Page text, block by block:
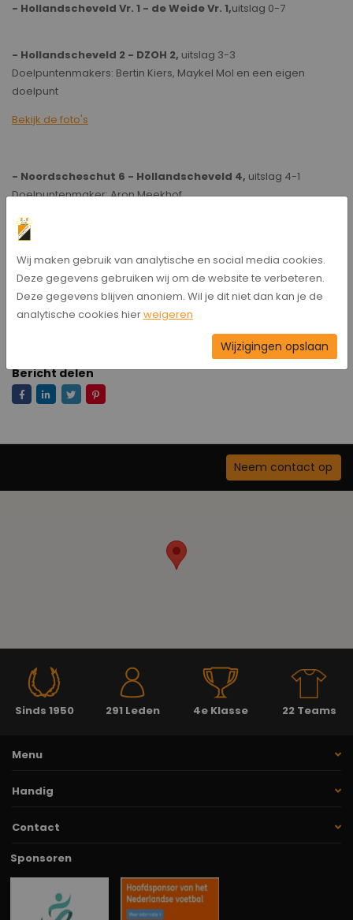
- Hollandscheveld Vr. 1 - de Weide Vr. 1,uitslag 0-7
- Hollandscheveld 2 - DZOH 2, uitslag 3-3
Doelpuntenmakers: Bertin Kiers, Maykel Mol en een eigen
doelpunt
Bekijk de foto's
- Noordscheschut 6 - Hollandscheveld 4, uitslag 4-1
Doelpuntenmaker: Aron Meekhof
8-0
Bericht delen
Neem contact op
Sinds 1950 291 Leden 4e Klasse 22 Teams
Menu
Handig
Contact
Sponsoren
Wij maken gebruik van analytische en social media cookies.
Deze gegevens gebruiken wij om de website te verbeteren.
Deze gegevens blijven anoniem. Wil je dit niet dan kan je de
analytische cookies hierweigeren
Wijzigingen opslaan